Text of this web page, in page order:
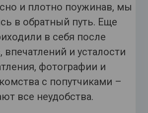
и плотно поужинав, мы
в обратный путь. Еще
в себя после
впечатлений и усталости
фотографии и
с попутчиками –
все неудобства.